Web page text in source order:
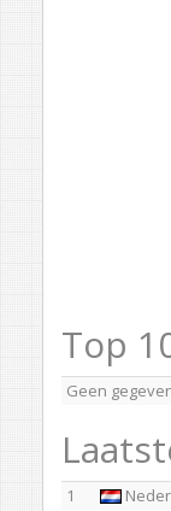
Top
Geen
1